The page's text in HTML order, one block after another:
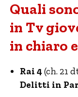
Quali
in Tv
in chiaro
Rai 4(ch. 21
Delitti in